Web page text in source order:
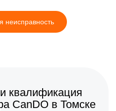
неисправность
квалификация
CanDO в Томске